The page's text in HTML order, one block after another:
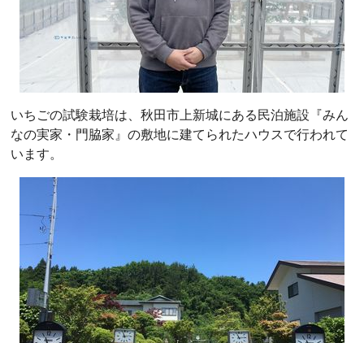
いちごの試験栽培は、秋田市上新城にある民泊施設『みん
なの実家・門脇家』の敷地に建てられたハウスで行われて
います。